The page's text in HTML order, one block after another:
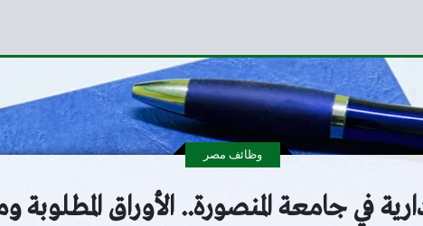
في جامعة المنصورة.. الأوراق المطلوبة
وظائف مصر